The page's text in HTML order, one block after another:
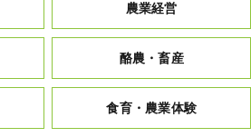
農業経営
酪農・畜産
食育・農業体験